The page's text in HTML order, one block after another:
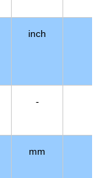
inch
-
mm